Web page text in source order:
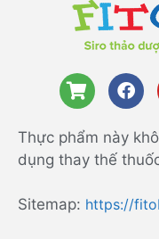
Thực phẩm này
dụng thay thế
Sitemap: https://